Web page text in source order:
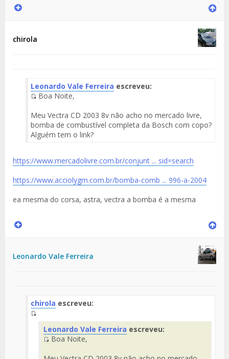
chirola
Leonardo Vale Ferreira escreveu:
del
Mensaje
Boa Noite,
Meu Vectra CD 2003 8v não acho no mercado livre,
bomba de combustível completa da Bosch com copo?
Alguém tem o link?
https://www.mercadolivre.com.br/conjunt ... sid=search
https://www.acciolygm.com.br/bomba-comb ... 996-a-2004
ea mesma do corsa, astra, vectra a bomba é a mesma
Leonardo Vale Ferreira
chirola escreveu:
Fuente
del
Mensaje
Leonardo Vale Ferreira escreveu:
del
Boa Noite,